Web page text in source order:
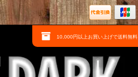
10,000円以上お買い上げで送料無料